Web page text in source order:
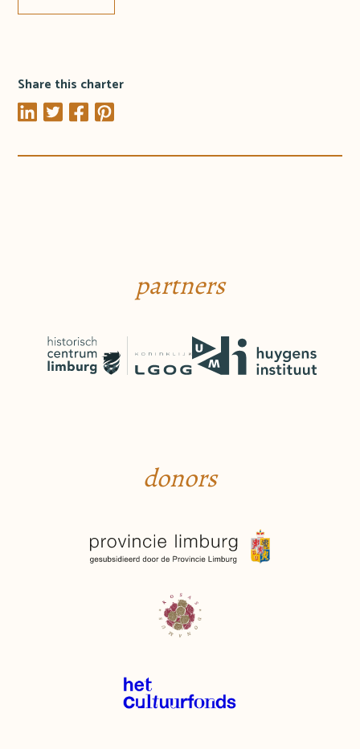
Share this charter
partners
donors